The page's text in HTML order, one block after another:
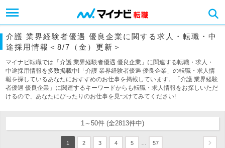
介護 業界経験者優遇 優良企業に関する求人・転職・中
途採用情報＜8/7（金）更新＞
マイナビ転職では「介護 業界経験者優遇 優良企業」に関連する転職・求人・
中途採用情報を多数掲載中!「介護 業界経験者優遇 優良企業」の転職・求人情
報を探しているあなたにおすすめのお仕事を掲載しています。「介護 業界経験
者優遇 優良企業」に関連するキーワードからも転職・求人情報をお探しいただ
けるので、あなたにぴったりのお仕事を見つけてみてください!
1～50件 (全2813件中)
1 2 3 4 5 57